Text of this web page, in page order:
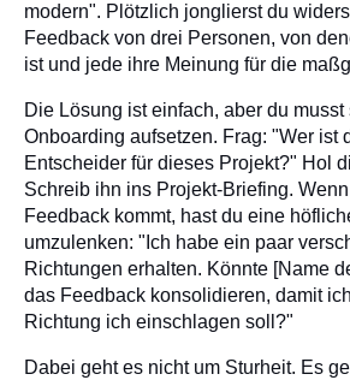
modern". Plötzlich jonglierst du
Feedback von drei Personen, von
ist und jede ihre Meinung für die
Die Lösung ist einfach, aber du musst
Onboarding aufsetzen. Frag: "Wer ist
Entscheider für dieses Projekt?" Hol
Schreib ihn ins Projekt-Briefing.
Feedback kommt, hast du eine
umzulenken: "Ich habe ein paar
Richtungen erhalten. Könnte [Name
das Feedback konsolidieren, damit
Richtung ich einschlagen soll?"
Dabei geht es nicht um Sturheit. Es